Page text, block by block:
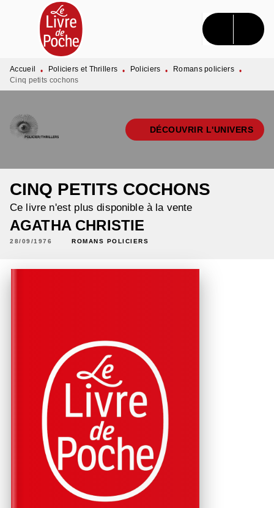
MENU RECHERCHE CONTENU
PIED DE PAGE
Accueil • Policiers et Thrillers • Policiers • Romans policiers •
Cinq petits cochons
DÉCOUVRIR L'UNIVERS
CINQ PETITS COCHONS
Ce livre n'est plus disponible à la vente
AGATHA CHRISTIE
28/09/1976 ROMANS POLICIERS